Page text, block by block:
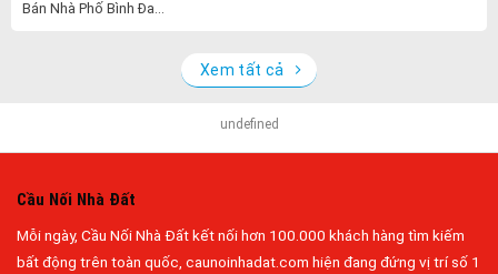
Bán Nhà Phố Bình Đa...
Xem tất cả
undefined
Cầu Nối Nhà Đất
Mỗi ngày, Cầu Nối Nhà Đất kết nối hơn 100.000 khách hàng tìm kiếm
bất động trên toàn quốc, caunoinhadat.com hiện đang đứng vị trí số 1